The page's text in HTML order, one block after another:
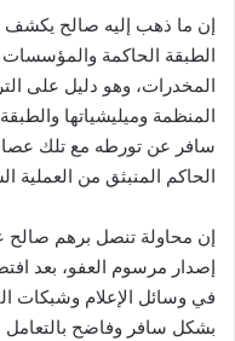
إن ما ذهب إليه صالح
الطبقة الحاكمة
المخدرات، وهو دليل على
المنظمة وميليشياتها
سافر عن تورطه مع تلك
الحاكم المنبثق من العملية
إن محاولة تنصل برهم
إصدار مرسوم العفو، بعد
في وسائل الإعلام وشبكات
بشكل سافر وفاضح